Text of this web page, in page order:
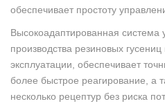
обеспечивает простоту
Высокоадаптированная система
производства резиновых
эксплуатации, обеспечивает
более быстрое реагирование, а
несколько рецептур без риска